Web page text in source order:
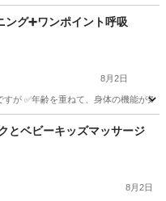
ング➕ワンポイント呼吸
8月2日
✅年齢を重ねて、身体の機能が気に
キーとベビーキッズマッサージ
8月2日